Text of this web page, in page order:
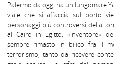
Palermo da oggi ha un lungomare
viale che si affaccia sul porto
personaggi più controversi della
al Cairo in Egitto, «inventore»
sempre rimasto in bilico fra il
terrorismo, tanto da ricevere